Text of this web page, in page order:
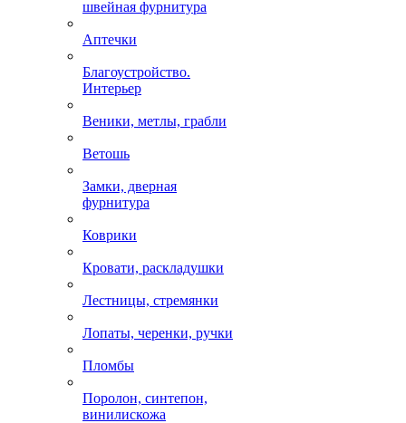
швейная фурнитура
Аптечки
Благоустройство.
Интерьер
Веники, метлы, грабли
Ветошь
Замки, дверная
фурнитура
Коврики
Кровати, раскладушки
Лестницы, стремянки
Лопаты, черенки, ручки
Пломбы
Поролон, синтепон,
винилискожа